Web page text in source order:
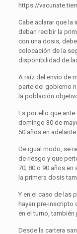
https://
Cabe aclarar que la
deban recibir la
con una dosis,
colocación de la
disponibilidad de
A raíz del envío de
parte del gobierno
la población
Es por ello que
domingo 30 de
50 años en
De igual modo, se
de riesgo y que
70; 80 o 90 años en
la primera dosis
Y en el caso de las
hayan pre-inscripto
en el turno,
Desde la cartera